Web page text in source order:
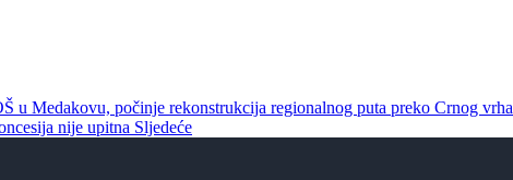
u Medakovu, počinje rekonstrukcija regionalnog puta preko Crnog vrha
nije upitna Sljedeće